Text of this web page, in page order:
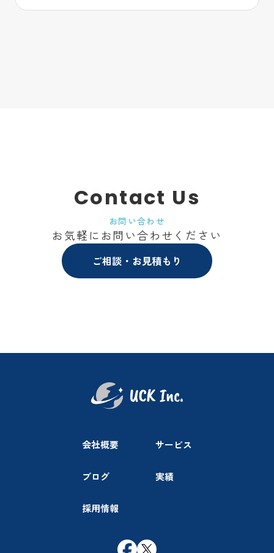
Contact Us
お問い合わせ
お気軽にお問い合わせください
ご相談・お見積もり
会社概要 サービス
ブログ 実績
採用情報